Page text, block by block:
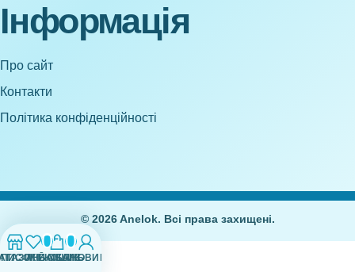
Інформація
Про сайт
Контакти
Політика конфіденційності
0
БАЖАНЬ
0
КОШИК
МІЙ ОБЛІКОВИЙ ЗАПИС
© 2026 Anelok. Всі права захищені.